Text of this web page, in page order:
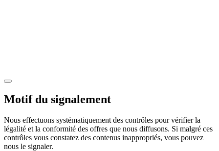
Motif du signalement
Nous effectuons systématiquement des contrôles pour vérifier la
légalité et la conformité des offres que nous diffusons. Si malgré ces
contrôles vous constatez des contenus inappropriés, vous pouvez
nous le signaler.